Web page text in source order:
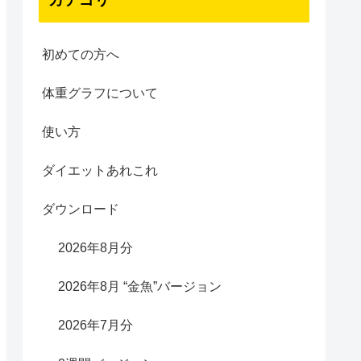
初めての方へ
体重グラフについて
使い方
ダイエットあれこれ
ダウンロード
2026年8月分
2026年8月 “金魚”バージョン
2026年7月分